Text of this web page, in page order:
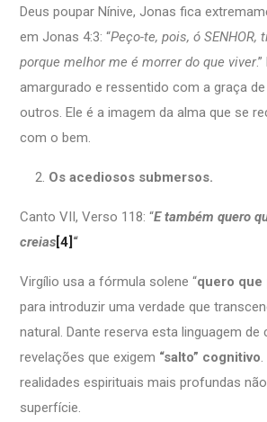
Deus poupar Nínive, Jonas fica
em Jonas 4:3: “Peço-te, pois, ó SENHOR,
porque melhor me é morrer do que viver
amargurado e ressentido com a graça
outros. Ele é a imagem da alma que se
com o bem.
Os acediosos submersos.
Canto VII, Verso 118: “E também quero
creias[4] “
Virgílio usa a fórmula solene “quero
para introduzir uma verdade que
natural. Dante reserva esta linguagem de
revelações que exigem “salto” cognitivo
realidades espirituais mais profundas
superfície.